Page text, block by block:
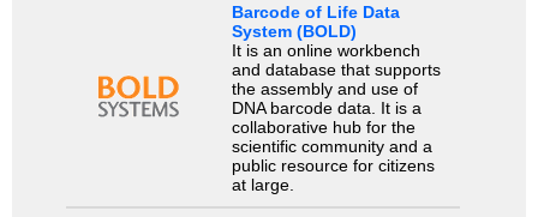
Barcode of Life Data
System (BOLD)
It is an online workbench
and database that supports
the assembly and use of
DNA barcode data. It is a
collaborative hub for the
scientific community and a
public resource for citizens
at large.